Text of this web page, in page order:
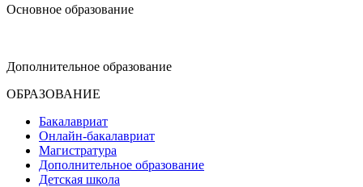
Основное образование
Дополнительное образование
ОБРАЗОВАНИЕ
Бакалавриат
Онлайн-бакалавриат
Магистратура
Дополнительное образование
Детская школа